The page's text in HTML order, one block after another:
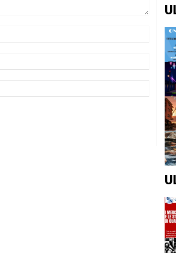
Nome:*
Email:*
Web: